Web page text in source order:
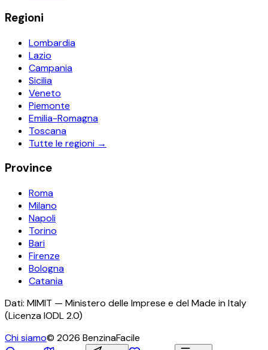
Regioni
Lombardia
Lazio
Campania
Sicilia
Veneto
Piemonte
Emilia-Romagna
Toscana
Tutte le regioni →
Province
Roma
Milano
Napoli
Torino
Bari
Firenze
Bologna
Catania
Dati: MIMIT — Ministero delle Imprese e del Made in Italy
(Licenza IODL 2.0)
Chi siamo© 2026 BenzinaFacile